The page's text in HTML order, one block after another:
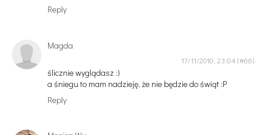
Reply
Magda
17/11/2010, 23:04
ślicznie wyglądasz :)
a śniegu to mam nadzieję, że nie będzie do świąt :P
Reply